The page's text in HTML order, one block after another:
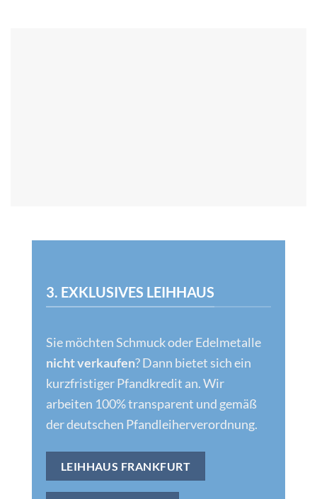
3. EXKLUSIVES LEIHHAUS
Sie möchten Schmuck oder Edelmetalle
nicht verkaufen? Dann bietet sich ein
kurzfristiger Pfandkredit an. Wir
arbeiten 100% transparent und gemäß
der deutschen Pfandleiherverordnung.
LEIHHAUS FRANKFURT